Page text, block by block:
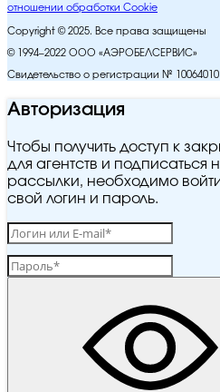
отношении обработки Cookie
Copyright © 2025. Все права защищены
© 1994–2022 ООО «АЭРОБЕЛСЕРВИС»
Свидетельство о регистрации №
Авторизация
Чтобы получить доступ к
для агентств и
рассылки, необходимо
свой логин и пароль.